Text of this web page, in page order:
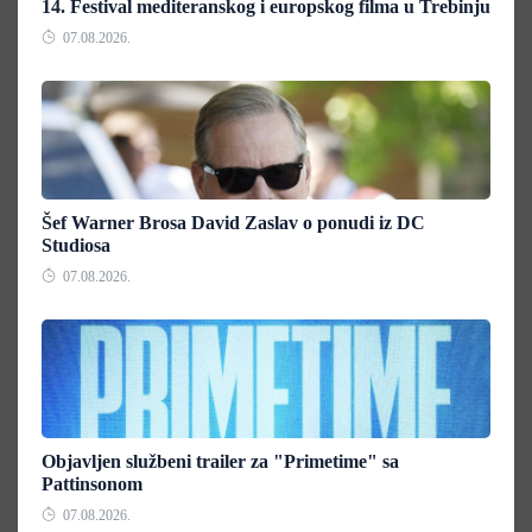
14. Festival mediteranskog i europskog filma u Trebinju
07.08.2026.
Šef Warner Brosa David Zaslav o ponudi iz DC
Studiosa
07.08.2026.
Objavljen službeni trailer za "Primetime" sa
Pattinsonom
07.08.2026.